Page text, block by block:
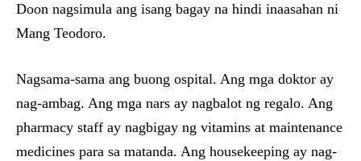
Doon nagsimula ang isang bagay na hindi inaasahan ni
Mang Teodoro.
Nagsama-sama ang buong ospital. Ang mga doktor ay
nag-ambag. Ang mga nars ay nagbalot ng regalo. Ang
pharmacy staff ay nagbigay ng vitamins at maintenance
medicines para sa matanda. Ang housekeeping ay nag-